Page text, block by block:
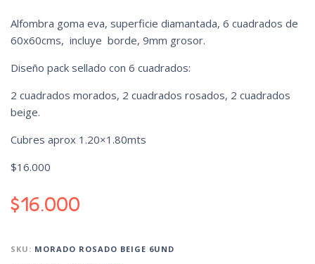
Alfombra goma eva, superficie diamantada, 6 cuadrados de
60x60cms, incluye borde, 9mm grosor.
Diseño pack sellado con 6 cuadrados:
2 cuadrados morados, 2 cuadrados rosados, 2 cuadrados
beige.
Cubres aprox 1.20×1.80mts
$16.000
$16.000
SKU: MORADO ROSADO BEIGE 6UND